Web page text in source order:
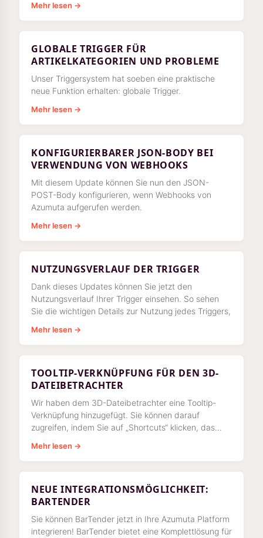
Unterschrift.
Mehr lesen →
GLOBALE TRIGGER FÜR
ARTIKELKATEGORIEN UND PROBLEME
Unser Triggersystem hat soeben eine praktische
neue Funktion erhalten: globale Trigger.
Mehr lesen →
KONFIGURIERBARER JSON-BODY BEI
VERWENDUNG VON WEBHOOKS
Mit diesem Update können Sie nun den JSON-
POST-Body konfigurieren, wenn Webhooks von
Azumuta aufgerufen werden.
Mehr lesen →
NUTZUNGSVERLAUF DER TRIGGER
Dank dieses Updates können Sie jetzt den
Nutzungsverlauf Ihrer Trigger einsehen. So sehen
Sie die wichtigen Details zur Nutzung jedes Triggers,
Mehr lesen →
TOOLTIP-VERKNÜPFUNG FÜR DEN 3D-
DATEIBETRACHTER
Wir haben dem 3D-Dateibetrachter eine Tooltip-
Verknüpfung hinzugefügt. Sie können darauf
zugreifen, indem Sie auf „Shortcuts“ klicken, das
Mehr lesen →
NEUE INTEGRATIONSMÖGLICHKEIT:
BARTENDER
Sie können BarTender jetzt in Ihre Azumuta Platform
integrieren! BarTender bietet eine Komplettlösung für